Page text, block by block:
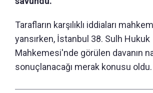
Tarafların karşılıklı iddiaları
yansırken, İstanbul 38. Sulh Hukuk
Mahkemesi'nde görülen davanın
sonuçlanacağı merak konusu oldu.